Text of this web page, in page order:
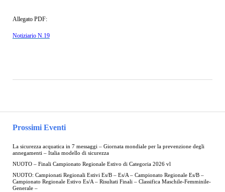
Prossimi Eventi
La sicurezza acquatica in 7 messaggi – Giornata mondiale per la prevenzione degli
annegamenti – Italia modello di sicurezza
NUOTO – Finali Campionato Regionale Estivo di Categoria 2026 vl
NUOTO: Campionati Regionali Estivi Es/B – Es/A – Campionato Regionale Es/B –
Campionato Regionale Estivo Es/A – Risultati Finali – Classifica Maschile-Femminile-
Generale –
Allegato PDF:
Notiziario N.19